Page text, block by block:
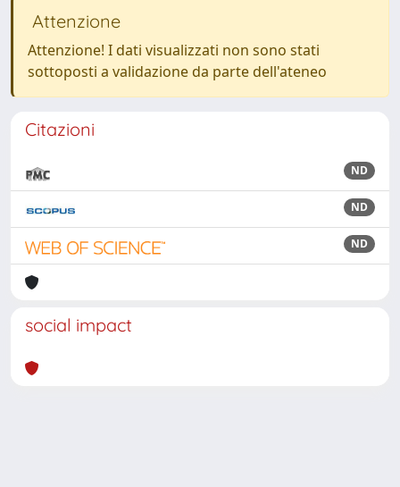
Attenzione
Attenzione! I dati visualizzati non sono stati
sottoposti a validazione da parte dell'ateneo
Citazioni
ND
ND
ND
social impact